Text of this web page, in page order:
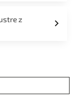
z